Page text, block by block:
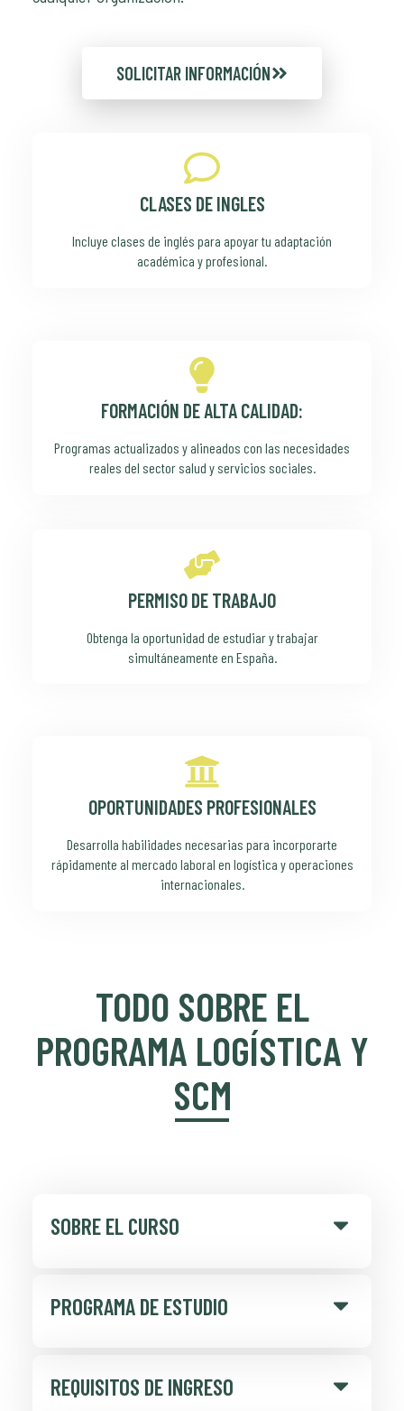
SOLICITAR INFORMACIÓN
CLASES DE INGLES
Incluye clases de inglés para apoyar tu adaptación
académica y profesional.
FORMACIÓN DE ALTA CALIDAD:
Programas actualizados y alineados con las necesidades
reales del sector salud y servicios sociales.
PERMISO DE TRABAJO
Obtenga la oportunidad de estudiar y trabajar
simultáneamente en España.
OPORTUNIDADES PROFESIONALES
Desarrolla habilidades necesarias para incorporarte
rápidamente al mercado laboral en logística y operaciones
internacionales.
TODO SOBRE EL
PROGRAMA LOGÍSTICA Y
SCM
SOBRE EL CURSO
PROGRAMA DE ESTUDIO
REQUISITOS DE INGRESO